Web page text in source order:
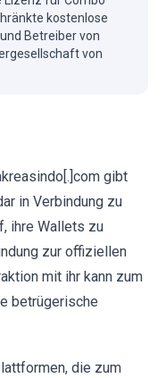
kostenlose
Betreiber von
von
gibt
in Verbindung zu
ihre Wallets zu
zur offiziellen
mit ihr kann zum
betrügerische
die zum